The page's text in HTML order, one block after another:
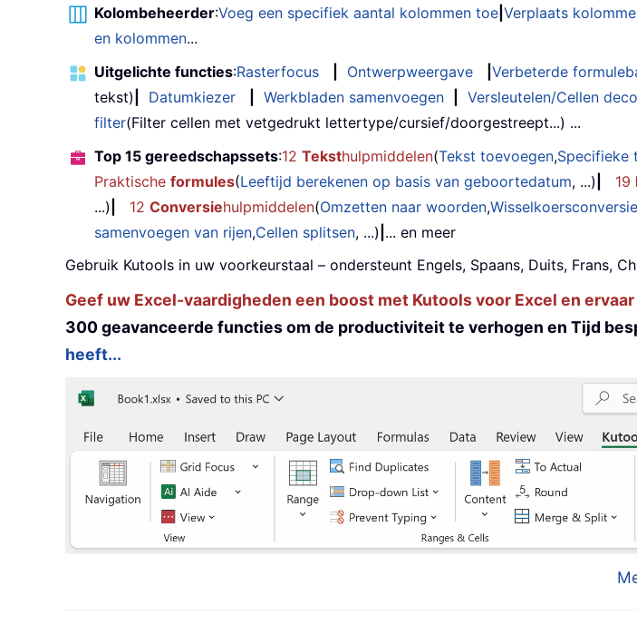
Kolombeheerder:Voeg een specifiek aantal kolommen toe Verplaats
en kolommen...
Uitgelichte functies:Rasterfocus Ontwerpweergave Verbeterde
tekst)
Datumkiezer Werkbladen samenvoegen Versleutelen/Cellen
filter(Filter cellen met vetgedrukt lettertype/cursief/doorgestreept...) ...
Top 15 gereedschapssets:12 Teksthulpmiddelen(Tekst toevoegen,Specifieke
Praktische formules(Leeftijd berekenen op basis van geboortedatum, ...) 19
...)
12 Conversiehulpmiddelen(Omzetten naar woorden,Wisselkoersconversie
samenvoegen van rijen,Cellen splitsen, ...) ... en meer
Gebruik Kutools in uw voorkeurstaal – ondersteunt Engels, Spaans, Duits, Frans,
Geef uw Excel-vaardigheden een boost met Kutools voor Excel en
300 geavanceerde functies om de productiviteit te verhogen en Tijd
heeft...